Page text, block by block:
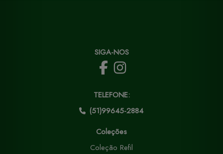
SIGA-NOS
TELEFONE:
(51)99645-2884
Coleções
Coleção Refil